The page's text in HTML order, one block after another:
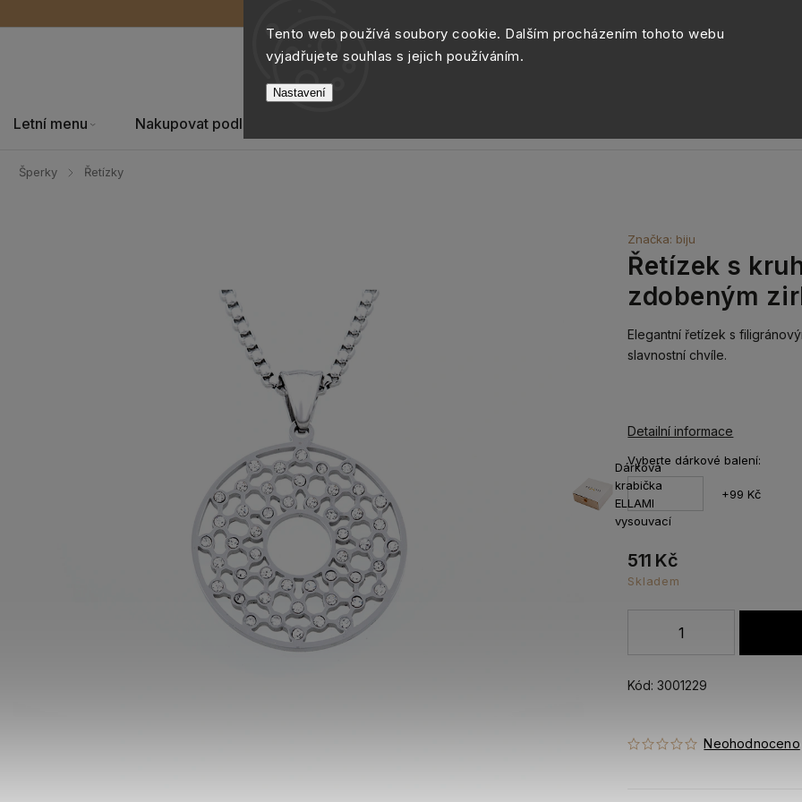
Tento web používá soubory cookie. Dalším procházením tohoto webu
vyjadřujete souhlas s jejich používáním.
Nastavení
Letní menu Nakupovat podle
Šperky / Řetízky
Řetízek s
zdobeným
Neohodnoceno
Kód: 3001229
Značka: biju
511 Kč
Skladem
Vyberte dárkové balení:
Dárková
krabička
ELLAMI
vysouvací
+99 Kč
Elegantní řetízek s
slavnostní chvíle.
Detailní informace